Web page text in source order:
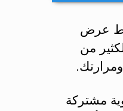
عرض
يوجد الكثير من
مشتركة